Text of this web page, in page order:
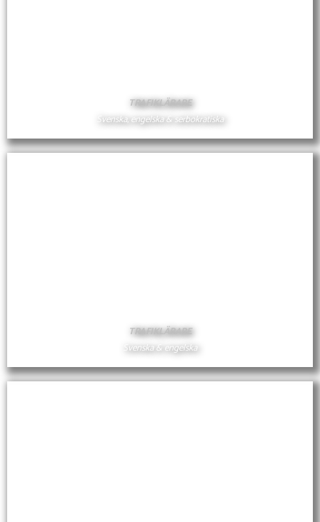
TRAFIKLÄRARE
Svenska, engelska & serbokratiska
TRAFIKLÄRARE
Svenska & engelska
TOMAS